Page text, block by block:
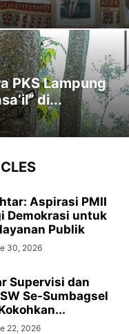
PKS Lampung
di...
Aspirasi PMII
Demokrasi untuk
Publik
30, 2026
Supervisi dan
Se-Sumbagsel
22, 2026